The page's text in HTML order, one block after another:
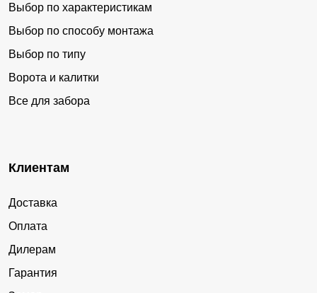
Выбор по характеристикам
Выбор по способу монтажа
Выбор по типу
Ворота и калитки
Все для забора
Клиентам
Доставка
Оплата
Дилерам
Гарантия